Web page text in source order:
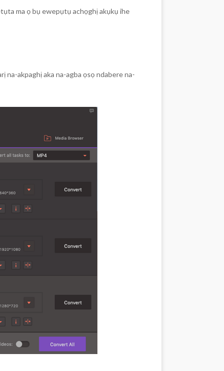
ma ọ bụ ewepụtụ achọghị akụkụ ihe
na-akpaghị aka na-agba ọsọ ndabere na-